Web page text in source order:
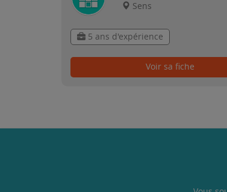
Sens
5 ans d'expérience
Voir sa fiche